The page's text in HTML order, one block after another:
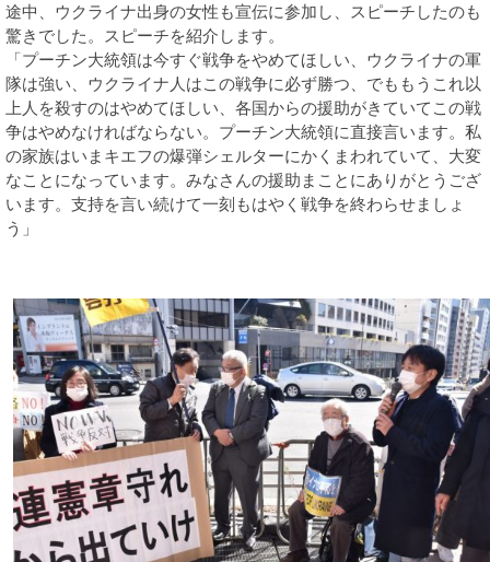
途中、ウクライナ出身の女性も宣伝に参加し、スピーチしたのも
驚きでした。スピーチを紹介します。
「プーチン大統領は今すぐ戦争をやめてほしい、ウクライナの軍
隊は強い、ウクライナ人はこの戦争に必ず勝つ、でももうこれ以
上人を殺すのはやめてほしい、各国からの援助がきていてこの戦
争はやめなければならない。プーチン大統領に直接言います。私
の家族はいまキエフの爆弾シェルターにかくまわれていて、大変
なことになっています。みなさんの援助まことにありがとうござ
います。支持を言い続けて一刻もはやく戦争を終わらせましょ
う」